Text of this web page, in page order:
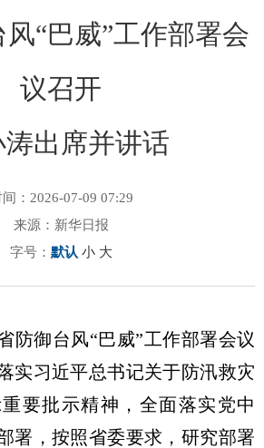
“巴威”工作部署会
议召开
出席并讲话
间：2026-07-09 07:29
来源：新华日报
字号： 默认 小 大
防御台风“巴威”工作部署会议
实习近平总书记关于防汛救灾
要批示精神，全面落实党中
署，按照省委要求，研究部署